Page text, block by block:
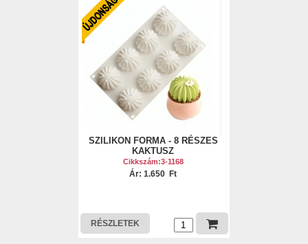
SZILIKON FORMA - 8 RÉSZES
KAKTUSZ
Cikkszám:3-1168
Ár: 1.650 Ft
RÉSZLETEK